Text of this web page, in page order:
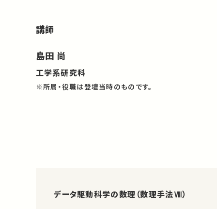
講師
島田 尚
工学系研究科
※所属・役職は登壇当時のものです。
データ駆動科学の数理（数理手法Ⅷ）